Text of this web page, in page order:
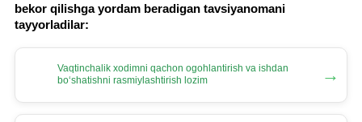
bekor qilishga yordam beradigan tavsiyanomani
tayyorladilar:
Vaqtinchalik хodimni qachon ogohlantirish va ishdan
boʻshatishni rasmiylashtirish lozim
→